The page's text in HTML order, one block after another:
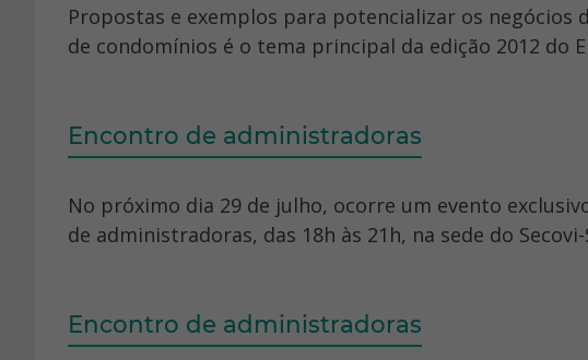
Propostas e exemplos para potencializar os negócios
de condomínios é o tema principal da edição 2012 do
Encontro de administradoras
No próximo dia 29 de julho, ocorre um evento
de administradoras, das 18h às 21h, na sede do
Encontro de administradoras